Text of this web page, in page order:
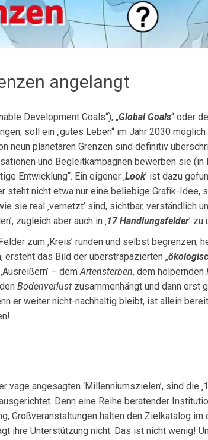
angelangt
Development Goals“), „Global Goals“ oder
soll ein „gutes Leben“ im Jahr 2030
neun planetaren Grenzen sind definitiv
und Begleitkampagnen bewerben sie
Entwicklung“. Ein eigener ‚Look’ ist dazu
steht nicht etwa nur eine beliebige Grafik-Idee,
sie real ‚vernetzt’ sind, sichtbar, verständlich
zugleich aber auch in ‚17 Handlungsfelder’ zu
zum ‚Kreis’ runden und selbst begren­zen,
ersteht das Bild der überstrapazier­ten „
– demArten­sterben, dem holpernden
Bodenverlust zusammenhängt und dann erst
er weiter nicht-nachhaltig bleibt, ist allein
vage angesagten ‘Millenniumszielen’, sind die
Denn eine Reihe beratender
Großveranstaltungen halten den Zielkatalog
ihre Unterstützung nicht. Das ist nicht wenig!